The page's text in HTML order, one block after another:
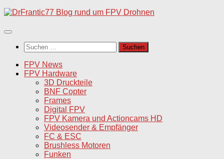
Unter
Inhalt
Suchen
nach:
FPV News
FPV Hardware
3D Druckteile
BNF Copter
Frames
Digital FPV
FPV Kamera und Actioncams HD
Videosender & Empfänger
FC & ESC
Brushless Motoren
Funken